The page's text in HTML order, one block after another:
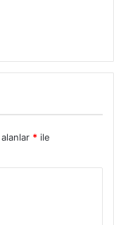
* ile